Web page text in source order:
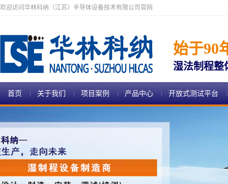
欢迎访问华林科纳（江苏）半导体设备技术有限公司官网
始于90
湿法制程整
首页 关于我们 项目案例 产品中心 开放式测试平台